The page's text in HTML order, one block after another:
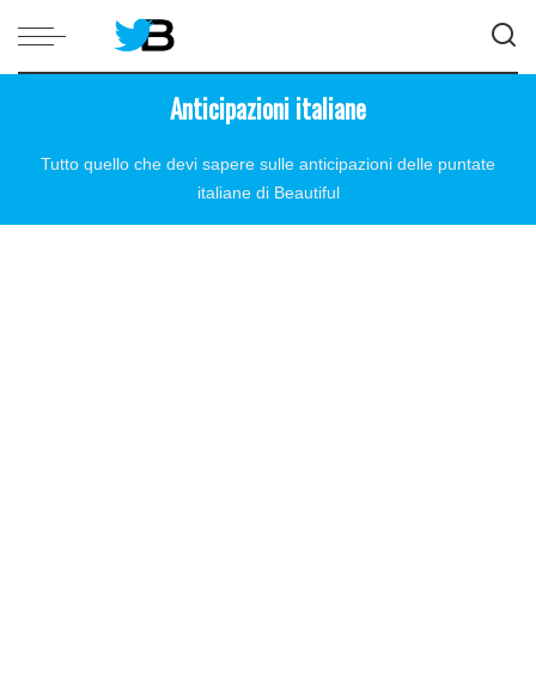
Anticipazioni italiane
Tutto quello che devi sapere sulle anticipazioni delle puntate
italiane di Beautiful